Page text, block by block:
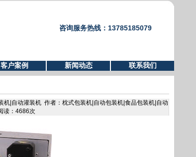
咨询服务热线：13785185079
客户案例 新闻动态 联系我们
|自动灌装机 作者：枕式包装机|自动包装机|食品包装机|自动
读：4686次